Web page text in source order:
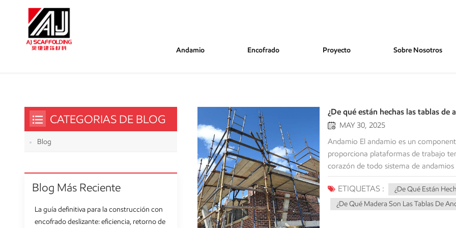
Andamio Encofrado Proyecto Sobre Nosotros
¿De qué están hechas las tablas de
MAY 30, 2025
Andamio El andamio es un componente indispensable de la construcción moderna, ya que proporciona plataformas de trabajo temporales esenciales para personal, equipos y materiales. En el corazón de todo sistema de andamios seguro y eficiente se encuentran los tablones, los elementos horizontales que soportan la mayor parte de la carga. Si bien su función parece sencilla, la composición de estos tablones es un factor crítico que determina su resistencia, durabilidad y, sobre todo, su seguridad. Comprender de qué están hechos los tablones de andamio no es meramente una cuestión de curiosidad; es fundamental para cualquier persona involucrada en la construcción, la gestión de la seguridad o la adquisición de materiales. Esta guía exhaustiva profundiza en los diversos materiales utilizados en la fabricación de tablones para andamios, analizando sus propiedades, ventajas y limitaciones. También abordaremos las normas y regulaciones que rigen su producción, garantizando que solo se utilicen materiales adecuados para este entorno de alta exigencia. El material predominante: tablones de andamio de madera Históricamente y en la actualidad, la madera sigue siendo el material más común para los tablones de andamios debido a su excelente relación resistencia-peso, facilidad de manipulación y rentabilidad. Sin embargo, no toda la madera es igual para esta exigente aplicación. Se seleccionan tipos específicos de madera por sus propiedades mecánicas superiores y su resistencia a la degradación ambiental. 1. Madera blanca europea (abeto, pino): Características:Esta amplia categoría engloba especies como el abeto europeo (Picea abies), el abeto blanco (Abies alba) y diversas especies de pino. Estas maderas se valoran por su veta recta, su contenido relativamente bajo de nudos (cuando están clasificadas correctamente) y su buena resistencia.Ventajas:Disponibilidad y rentabilidad: Las maderas blancas europeas se cultivan ampliamente y están fácilmente disponibles, lo que contribuye a su viabilidad económica.Facilidad de uso: Son relativamente fáciles de cortar, serrar y taladrar, lo que facilita su personalización e instalación.Buena relación resistencia-peso: Esto permite un manejo sencillo a la vez que proporciona una capacidad de carga adecuada.Limitaciones:Susceptibilidad a la descomposición: Si no se trata adecuadamente, la madera blanca es vulnerable a la entrada de humedad, la descomposición por hongos y la infestación de insectos, lo que puede comprometer su integridad estructural.Variabilidad: La resistencia y la consistencia pueden variar según las condiciones de crecimiento, la calidad de la madera y la especie.Astillamiento: Las tablas sin tratar o con un mantenimiento deficiente pueden astillarse, lo que supone un peligro para los trabajadores. 2. Abeto de Douglas: Características:Especie norteamericana conocida por su excepcional resistencia, rigidez y estabilidad dimensional. Posee una veta más densa que muchas maderas blancas europeas. Ventajas:Resistencia superior: El abeto Douglas ofrece una mayor resistencia a la flexión y rigidez, lo que lo hace adecuado para aplicaciones que requieren una mayor capacidad de carga o tramos más largos.Durabilidad: Su resistencia natural a la putrefacción y al ataque de insectos es generalmente mejor que la de la madera blanca, aunque se recomienda aplicarle algún tratamiento si se expone al aire libre durante un tiempo prolongado.Estabilidad dimensional: Menos propenso a deformarse o torcerse, lo que garantiza una plataforma más consistente y fiable. Limitaciones:Coste más elevado: Suele ser más caro que las maderas blancas europeas debido a su origen geográfico específico y a sus propiedades deseables.Más pesado: Su mayor densidad se traduce en un mayor peso, lo que puede afectar a su manipulación y transporte. 3. Alerce: Características: Conífera de hoja caduca conocida por su duramen de color marrón rojizo, su buena resistencia y su durabilidad natural debido a su alto contenido de resina. Ventajas:Durabilidad natural: El alerce posee una buena resistencia natural a la putrefacción y a los insectos, lo que lo convierte en una opción viable para andamios exteriores.Aspecto
ETIQUETAS :
¿De Qué Están
¿De Qué Madera Son Las Tablas De
CATEGORIAS DE BLOG
Blog
Blog Más Reciente
La guía definitiva para la construcción con
encofrado deslizante: eficiencia, retorno de